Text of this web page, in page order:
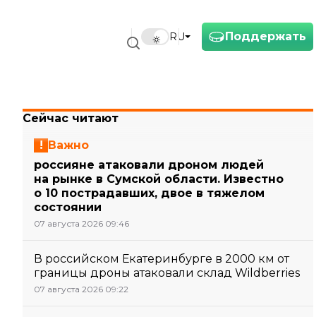
Поддержать
RU
Сейчас читают
Важно
россияне атаковали дроном людей
на рынке в Сумской области. Известно
о 10 пострадавших, двое в тяжелом
состоянии
07 августа 2026 09:46
В российском Екатеринбурге в 2000 км от
границы дроны атаковали склад Wildberries
07 августа 2026 09:22